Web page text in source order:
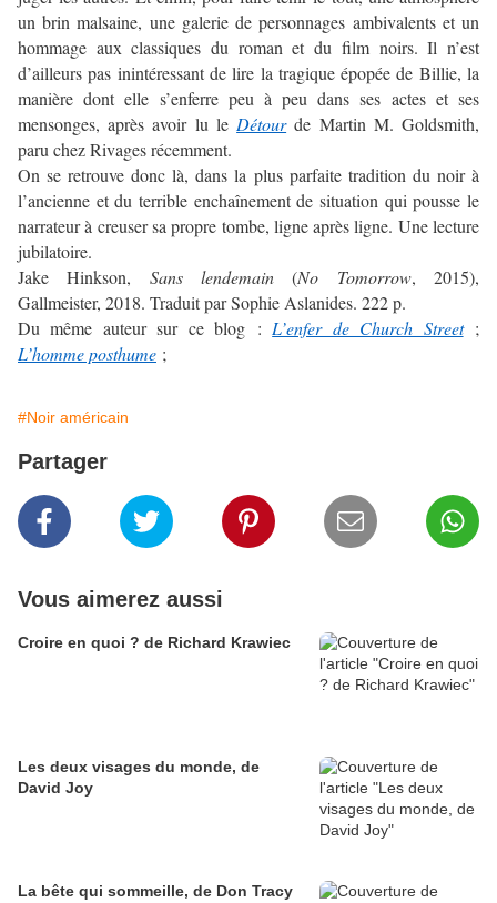
un brin malsaine, une galerie de personnages ambivalents et un
hommage aux classiques du roman et du film noirs. Il n’est
d’ailleurs pas inintéressant de lire la tragique épopée de Billie, la
manière dont elle s’enferre peu à peu dans ses actes et ses
mensonges, après avoir lu le Détourde Martin M. Goldsmith,
paru chez Rivages récemment.
On se retrouve donc là, dans la plus parfaite tradition du noir à
l’ancienne et du terrible enchaînement de situation qui pousse le
narrateur à creuser sa propre tombe, ligne après ligne. Une lecture
jubilatoire.
Jake Hinkson, Sans lendemain (No Tomorrow, 2015),
Gallmeister, 2018. Traduit par Sophie Aslanides. 222 p.
Du même auteur sur ce blog : L’enfer de Church Street;
L’homme posthume ;
#Noir américain
Partager
Vous aimerez aussi
Croire en quoi ? de Richard Krawiec
Les deux visages du monde, de
David Joy
La bête qui sommeille, de Don Tracy